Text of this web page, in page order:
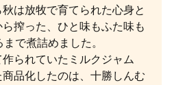
は放牧で育てられた心身と
搾った、ひと味もふた味も
で煮詰めました。
られていたミルクジャム
品化したのは、十勝しんむ